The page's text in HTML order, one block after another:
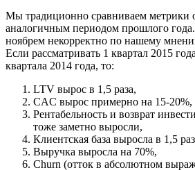
Мы традиционно сравниваем метрики
аналогичным периодом прошлого
ноябрем некорректно по нашему
Если рассматривать 1 квартал 2015
квартала 2014 года, то:
LTV вырос в 1,5 раза,
CAC вырос примерно на 15-20%,
Рентабельность и возврат
тоже заметно выросли,
Клиентская база выросла в 1,5
Выручка выросла на 70%,
Churn (отток в абсолютном